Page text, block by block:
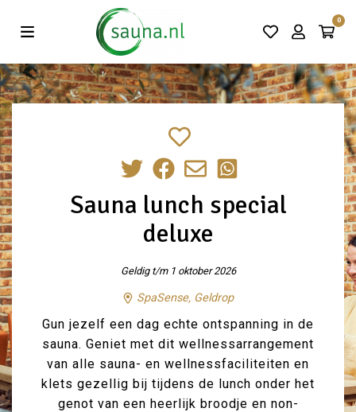
0
Vind de beste acties in één klik!
Sauna lunch special
deluxe
Geldig t/m 1 oktober 2026
SpaSense, Geldrop
Gun jezelf een dag echte ontspanning in de
sauna. Geniet met dit wellnessarrangement
van alle sauna- en wellnessfaciliteiten en
klets gezellig bij tijdens de lunch onder het
genot van een heerlijk broodje en non-